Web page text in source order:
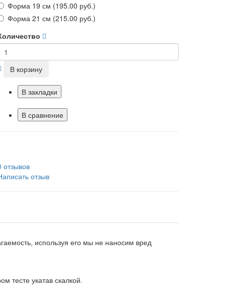
Форма 19 см (195.00 руб.)
Форма 21 см (215.00 руб.)
В корзину
В закладки
В сравнение
отзывов
отзыв
используя его мы не наносим вред
тесте укатав скалкой.